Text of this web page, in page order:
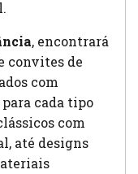
, encontrará
convites de
com
cada tipo
com
até designs